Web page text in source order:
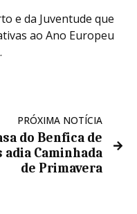
e da Juventude que
ao Ano Europeu
PRÓXIMA NOTÍCIA
do Benfica de
adia Caminhada
de Primavera